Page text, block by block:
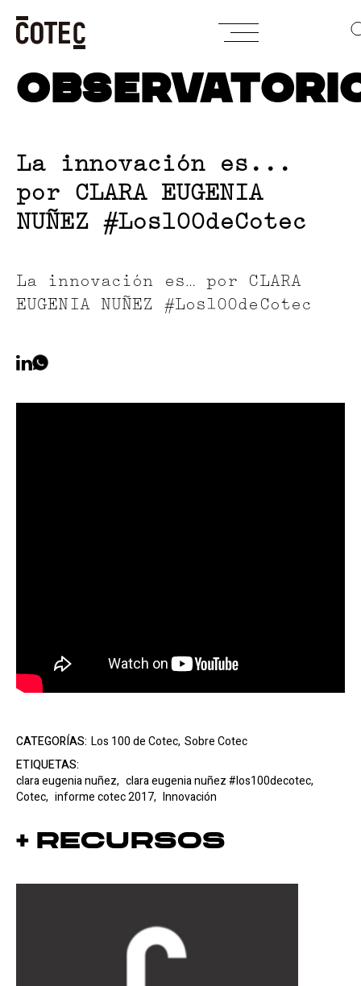
Skip
content
La innovación es...
por CLARA EUGENIA
NUÑEZ #Los100deCotec
La innovación es… por CLARA
EUGENIA NUÑEZ #Los100deCotec
CATEGORÍAS: Los 100 de Cotec, Sobre Cotec
ETIQUETAS:
clara eugenia nuñez, clara eugenia nuñez #los100decotec,
Cotec, informe cotec 2017, Innovación
+ Recursos